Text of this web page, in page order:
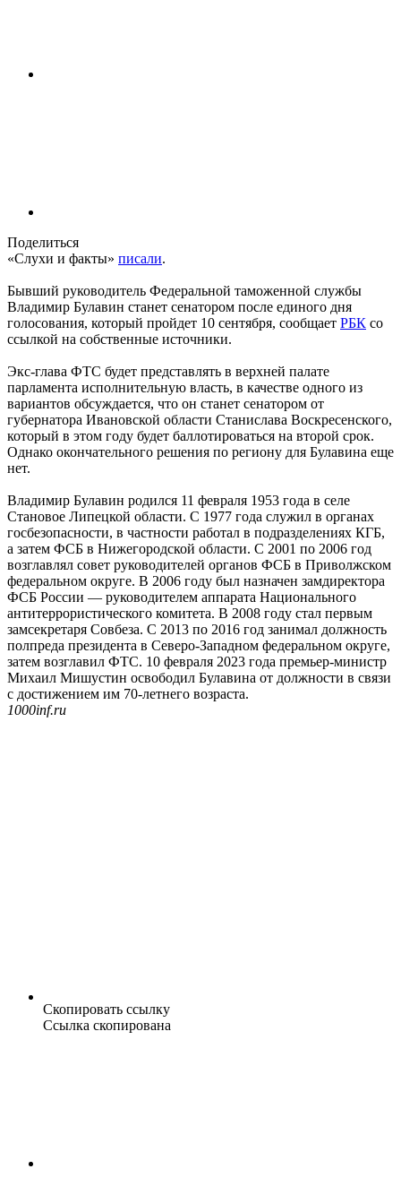
Поделиться
«Слухи и факты» писали.
Бывший руководитель Федеральной таможенной службы
Владимир Булавин станет сенатором после единого дня
голосования, который пройдет 10 сентября, сообщает РБК со
ссылкой на собственные источники.
Экс-глава ФТС будет представлять в верхней палате
парламента исполнительную власть, в качестве одного из
вариантов обсуждается, что он станет сенатором от
губернатора Ивановской области Станислава Воскресенского,
который в этом году будет баллотироваться на второй срок.
Однако окончательного решения по региону для Булавина еще
нет.
Владимир Булавин родился 11 февраля 1953 года в селе
Становое Липецкой области. С 1977 года служил в органах
госбезопасности, в частности работал в подразделениях КГБ,
а затем ФСБ в Нижегородской области. С 2001 по 2006 год
возглавлял совет руководителей органов ФСБ в Приволжском
федеральном округе. В 2006 году был назначен замдиректора
ФСБ России — руководителем аппарата Национального
антитеррористического комитета. В 2008 году стал первым
замсекретаря Совбеза. С 2013 по 2016 год занимал должность
полпреда президента в Северо-Западном федеральном округе,
затем возглавил ФТС. 10 февраля 2023 года премьер-министр
Михаил Мишустин освободил Булавина от должности в связи
с достижением им 70-летнего возраста.
1000inf.ru
Скопировать ссылку
Ссылка скопирована